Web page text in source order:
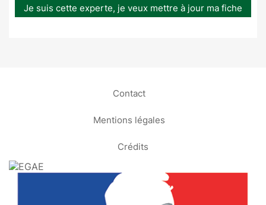
Je suis cette experte, je veux mettre à jour ma fiche
Contact
Mentions légales
Crédits